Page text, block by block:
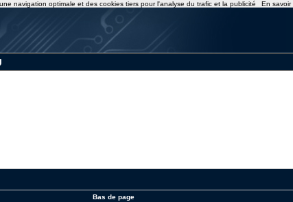
Bas de page
navigation optimale et des cookies tiers pour l'analyse du trafic et la publicité En savoir